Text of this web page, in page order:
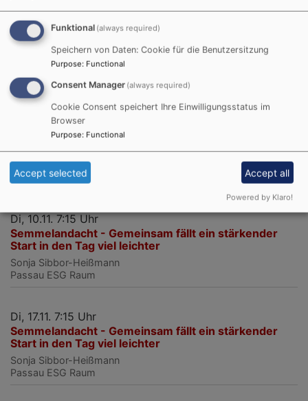
Di, 27.10. 7:15 Uhr
Semmelandacht - Gemeinsam fällt ein stärkender
Start in den Tag viel leichter
Sonja Sibbor-Heißmann
Passau
ESG Raum
Di, 3.11. 7:15 Uhr
Semmelandacht - Gemeinsam fällt ein stärkender
Start in den Tag viel leichter
Sonja Sibbor-Heißmann
Passau ESG Raum
Di, 10.11. 7:15 Uhr
Semmelandacht - Gemeinsam fällt ein stärkender
Start in den Tag viel leichter
Sonja Sibbor-Heißmann
Passau ESG Raum
Di, 17.11. 7:15 Uhr
Semmelandacht - Gemeinsam fällt ein stärkender
Start in den Tag viel leichter
Sonja Sibbor-Heißmann
Passau ESG Raum
Funktional (always required)
Speichern von Daten: Cookie für die Benutzersitzung
Purpose: Functional
Consent Manager (always required)
Cookie Consent speichert Ihre Einwilligungsstatus im
Browser
Purpose: Functional
Accept selected Accept all
Powered by Klaro!